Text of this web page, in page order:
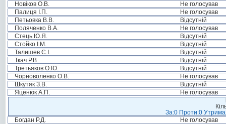
Новіков О.В.
Не голосував
Палиця І.П.
Не голосував
Петьовка В.В.
Відсутній
Поляченко В.А.
Не голосував
Стець Ю.Я.
Відсутній
Стойко І.М.
Відсутній
Талишев Є.І.
Відсутній
Ткач Р.В.
Відсутній
Третьяков О.Ю.
Відсутній
Чорноволенко О.В.
Не голосував
Шкутяк З.В.
Відсутній
Яценюк А.П.
Не голосував
За:0 Проти:0
Богдан Р.Д.
Не голосував